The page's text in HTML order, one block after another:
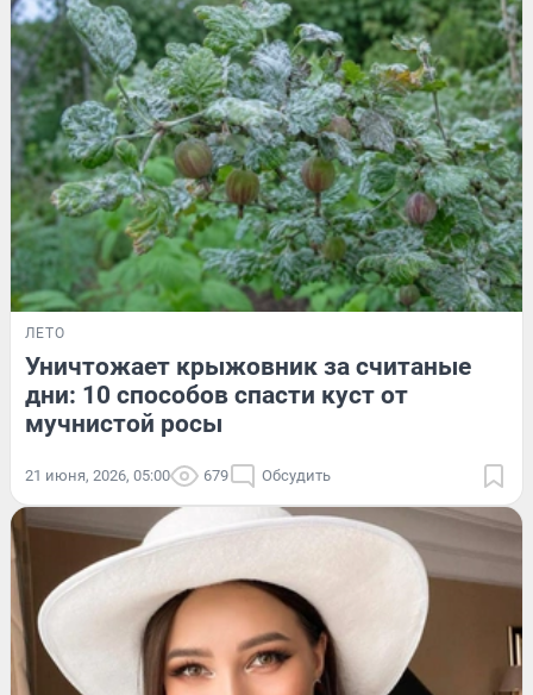
ЛЕТО
Уничтожает крыжовник за считаные
дни: 10 способов спасти куст от
мучнистой росы
21 июня, 2026, 05:00 679 Обсудить